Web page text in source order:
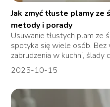
Jak zmyć tłuste plamy ze
metody i porady
Usuwanie tłustych plam ze
spotyka się wiele osób. Bez
zabrudzenia w kuchni, ślady
2025-10-15